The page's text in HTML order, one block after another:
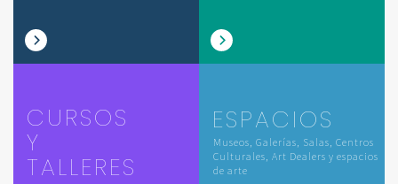
CURSOS
Y
TALLERES
ESPACIOS
Museos, Galerías, Salas, Centros
Culturales, Art Dealers y espacios
de arte